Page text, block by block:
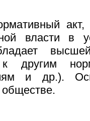
власти в
другим
и др.).